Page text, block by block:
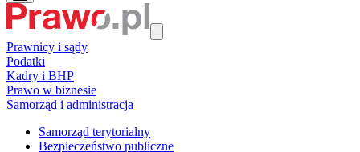
Prawnicy i sądy
Podatki
Kadry i BHP
Prawo w biznesie
Samorząd i administracja
Samorząd terytorialny
Bezpieczeństwo publiczne